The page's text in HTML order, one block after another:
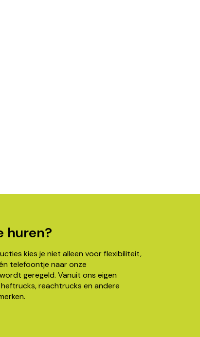
huren?
kies je niet alleen voor flexibiliteit,
telefoontje naar onze
geregeld. Vanuit ons eigen
heftrucks, reachtrucks en andere